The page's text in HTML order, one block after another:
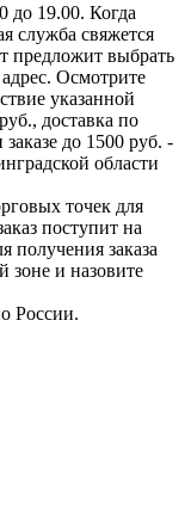
до 19.00. Когда
служба свяжется
предложит выбрать
Осмотрите
указанной
доставка по
до 1500 руб. -
области
точек для
поступит на
получения заказа
зоне и назовите
России.